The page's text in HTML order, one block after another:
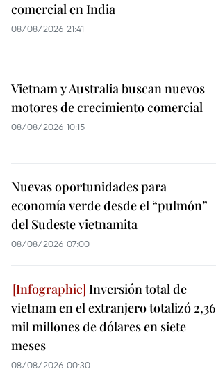
comercial en India
08/08/2026 21:41
Vietnam y Australia buscan nuevos
motores de crecimiento comercial
08/08/2026 10:15
Nuevas oportunidades para
economía verde desde el “pulmón”
del Sudeste vietnamita
08/08/2026 07:00
Inversión total de
vietnam en el extranjero totalizó 2,36
mil millones de dólares en siete
meses
08/08/2026 00:30